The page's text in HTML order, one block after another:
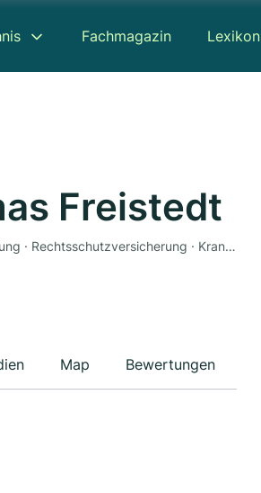
Fachmagazin Lexikon
Freistedt
Versicherung · Altersvorsorge · Unfallversicherung · Berufsunfähigkeitsversicherung · Rechtsschutzversicherung · Krankenversicherung · Haftpflichtversicherung · Autoversicherung · Gewerbeversicherung · Hausratversicherung · Lebensversicherung
Map Bewertungen